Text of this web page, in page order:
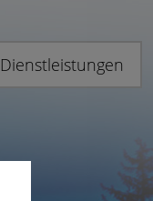
Dienstleistungen